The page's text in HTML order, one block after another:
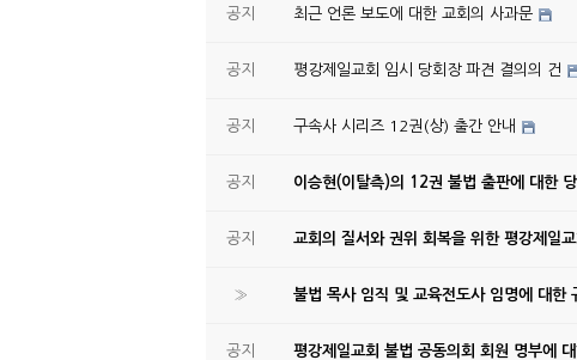
공지 최근 언론 보도에 대한 교회의 사과문
공지 평강제일교회 임시 당회장 파견 결의의 건
공지 구속사 시리즈 12권(상) 출간 안내
공지 이승현(이탈측)의 12권 불법 출판에 대한
공지 교회의 질서와 권위 회복을 위한 평강제일
» 불법 목사 임직 및 교육전도사 임명에 대한
공지 평강제일교회 불법 공동의회 회원 명부에